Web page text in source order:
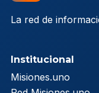
La red de
Institucional
Misiones.uno